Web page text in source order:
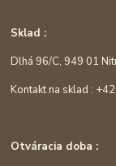
Sklad :
Dlhá 96/C, 949 01
Kontakt na sklad :
Otváracia doba :